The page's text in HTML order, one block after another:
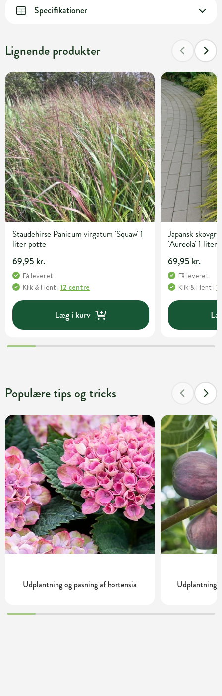
Specifikationer
Lignende produkter
Staudehirse Panicum virgatum 'Squaw' 1
liter potte
69,95 kr.
Få leveret
Klik & Hent i 12 centre
Læg i kurv
Japansk
'Aureola' 1 liter
69,95 kr.
Få leveret
Klik & Hent i
Populære tips og tricks
Udplantning og pasning af hortensia Udplantning